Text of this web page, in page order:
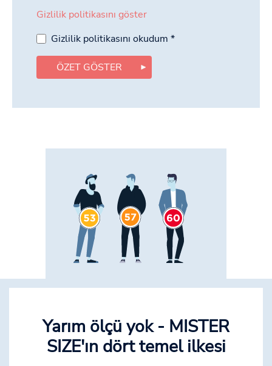
Gizlilik politikasını göster
Gizlilik politikasını okudum *
ÖZET GÖSTER
Yarım ölçü yok - MISTER
SIZE'ın dört temel ilkesi